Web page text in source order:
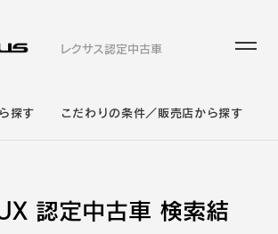
レクサス認定中古車
探す こだわりの条件／販売店から探す
認定中古車 検索結